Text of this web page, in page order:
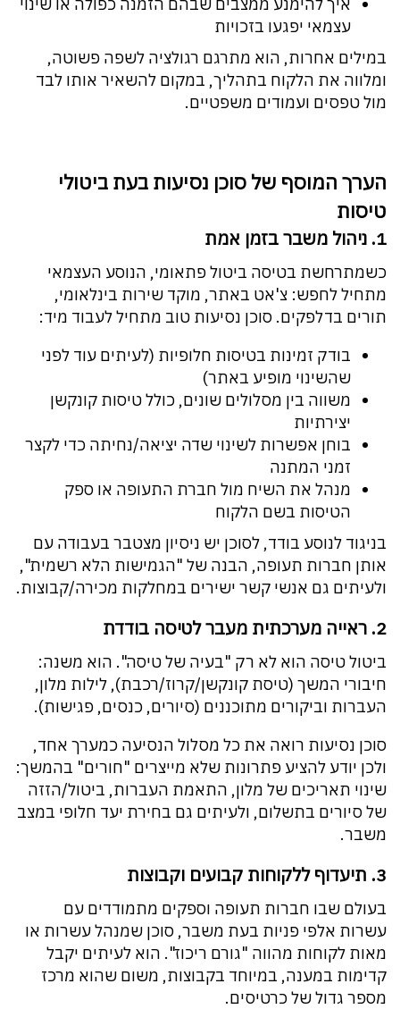
עצמאי יפגעו בזכויות
במילים אחרות, הוא מתרגם רגולציה לשפה פשוטה,
ומלווה את הלקוח בתהליך, במקום להשאיר אותו לבד
מול טפסים ועמודים משפטיים.
הערך המוסף של סוכן נסיעות בעת ביטולי
טיסות
1. ניהול משבר בזמן אמת
כשמתרחשת בטיסה ביטול פתאומי, הנוסע העצמאי
מתחיל לחפש: צ'אט באתר, מוקד שירות בינלאומי,
תורים בדלפקים. סוכן נסיעות טוב מתחיל לעבוד מיד:
בודק זמינות בטיסות חלופיות (לעיתים עוד לפני
שהשינוי מופיע באתר)
משווה בין מסלולים שונים, כולל טיסות קונקשן
יצירתיות
בוחן אפשרות לשינוי שדה יציאה/נחיתה כדי לקצר
זמני המתנה
מנהל את השיח מול חברת התעופה או ספק
הטיסות בשם הלקוח
בניגוד לנוסע בודד, לסוכן יש ניסיון מצטבר בעבודה עם
אותן חברות תעופה, הבנה של "הגמישות הלא רשמית",
ולעיתים גם אנשי קשר ישירים במחלקות מכירה/קבוצות.
2. ראייה מערכתית מעבר לטיסה בודדת
ביטול טיסה הוא לא רק "בעיה של טיסה". הוא משנה:
חיבורי המשך (טיסת קונקשן/קרוז/רכבת), לילות מלון,
העברות וביקורים מתוכננים (סיורים, כנסים, פגישות).
סוכן נסיעות רואה את כל מסלול הנסיעה כמערך אחד,
ולכן יודע להציע פתרונות שלא מייצרים "חורים" בהמשך:
שינוי תאריכים של מלון, התאמת העברות, ביטול/הזזה
של סיורים בתשלום, ולעיתים גם בחירת יעד חלופי במצב
משבר.
3. תיעדוף ללקוחות קבועים וקבוצות
בעולם שבו חברות תעופה וספקים מתמודדים עם
עשרות אלפי פניות בעת משבר, סוכן שמנהל עשרות או
מאות לקוחות מהווה "גורם ריכוז". הוא לעיתים יקבל
קדימות במענה, במיוחד בקבוצות, משום שהוא מרכז
מספר גדול של כרטיסים.